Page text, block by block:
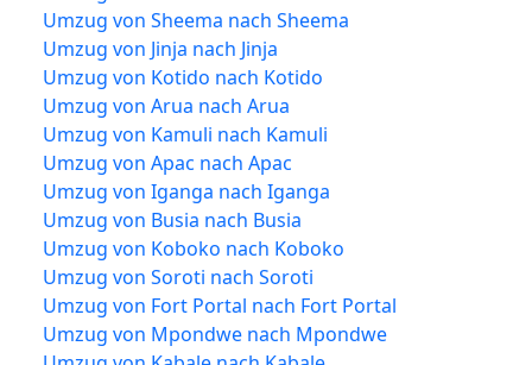
Umzug von Sheema nach Sheema
Umzug von Jinja nach Jinja
Umzug von Kotido nach Kotido
Umzug von Arua nach Arua
Umzug von Kamuli nach Kamuli
Umzug von Apac nach Apac
Umzug von Iganga nach Iganga
Umzug von Busia nach Busia
Umzug von Koboko nach Koboko
Umzug von Soroti nach Soroti
Umzug von Fort Portal nach Fort Portal
Umzug von Mpondwe nach Mpondwe